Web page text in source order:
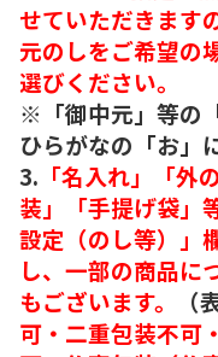
せていただきます
元のしをご希望の
選びください。
※「御中元」等の
ひらがなの「お」
3. 「名入れ」「外
装」「手提げ袋」
設定（のし等）」
し、一部の商品に
もございます。
（
可・二重包装不可